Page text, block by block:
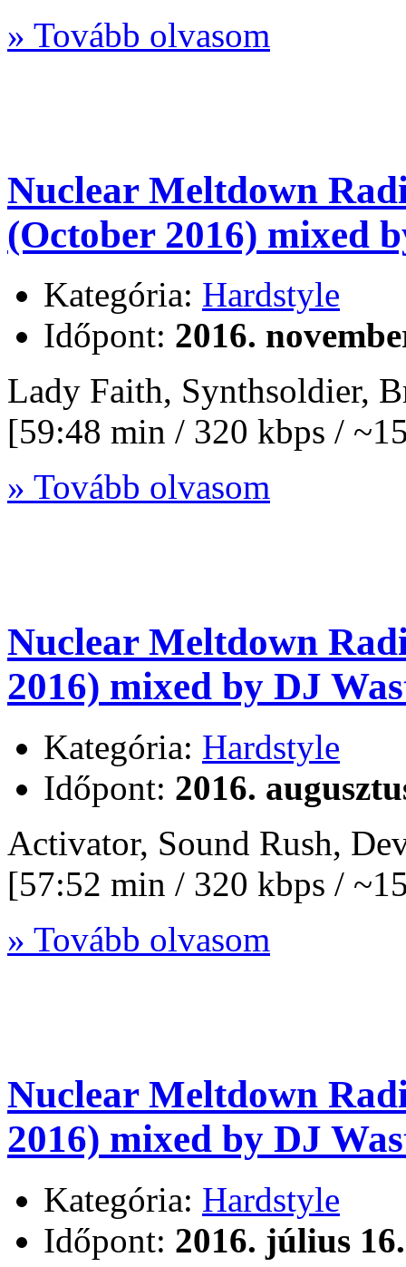
» Tovább olvasom
Nuclear Meltdown
(October 2016) mixed
Kategória: Hardstyle
Időpont: 2016.
Lady Faith, Synthsoldier,
[59:48 min / 320 kbps /
» Tovább olvasom
Nuclear Meltdown
2016) mixed by DJ
Kategória: Hardstyle
Időpont: 2016.
Activator, Sound Rush,
[57:52 min / 320 kbps /
» Tovább olvasom
Nuclear Meltdown
2016) mixed by DJ
Kategória: Hardstyle
Időpont: 2016. július